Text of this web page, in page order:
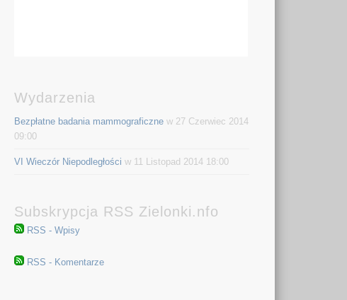
Wydarzenia
Bezpłatne badania mammograficzne w 27 Czerwiec 2014
09:00
VI Wieczór Niepodległości w 11 Listopad 2014 18:00
Subskrypcja RSS Zielonki.nfo
RSS - Wpisy
RSS - Komentarze